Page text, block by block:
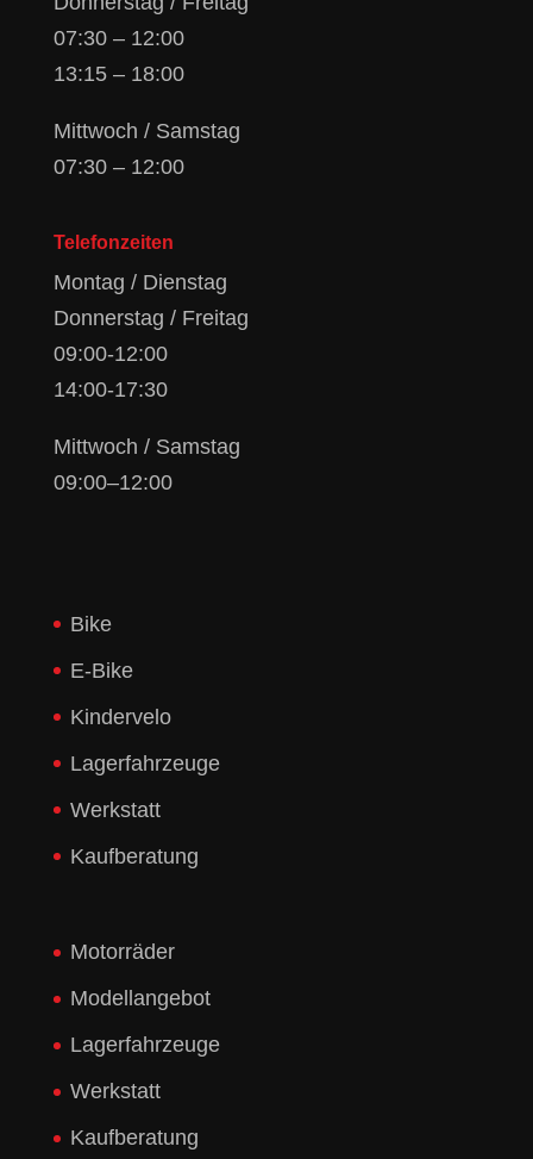
07:30 – 12:00
13:15 – 18:00
Mittwoch / Samstag
07:30 – 12:00
Telefonzeiten
Montag / Dienstag
Donnerstag / Freitag
09:00-12:00
14:00-17:30
Mittwoch / Samstag
09:00–12:00
Bike
E-Bike
Kindervelo
Lagerfahrzeuge
Werkstatt
Kaufberatung
Motorräder
Modellangebot
Lagerfahrzeuge
Werkstatt
Kaufberatung